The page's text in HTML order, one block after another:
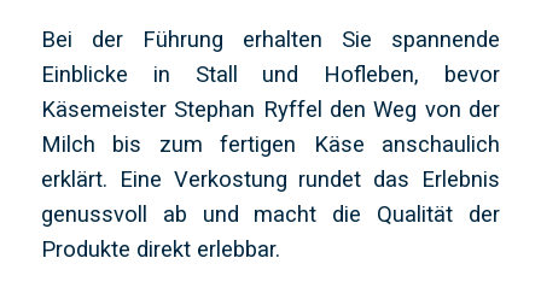
Bei der Führung erhalten Sie spannende
Einblicke in Stall und Hofleben, bevor
Käsemeister Stephan Ryffel den Weg von der
Milch bis zum fertigen Käse anschaulich
erklärt. Eine Verkostung rundet das Erlebnis
genussvoll ab und macht die Qualität der
Produkte direkt erlebbar.